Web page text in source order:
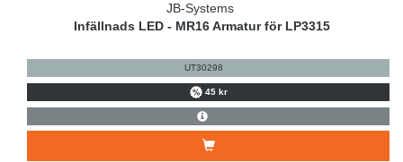
JB-Systems
Infällnads LED - MR16 Armatur för LP3315
UT30298
45 kr